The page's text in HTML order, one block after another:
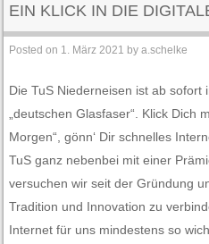
EIN KLICK IN DIE
Posted on 1. März 2021 bya.schelke
Die TuS Niederneisen ist ab
„deutschen Glasfaser“. Klick Dich
Morgen“, gönn‘ Dir schnelles
TuS ganz nebenbei mit einer
versuchen wir seit der Gründung
Tradition und Innovation zu
Internet für uns mindestens so